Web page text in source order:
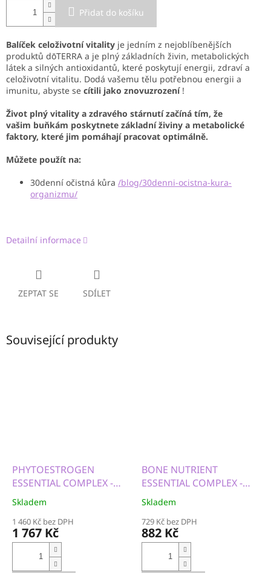
Přidat do košíku
Balíček celoživotní vitality je jedním z nejoblíbenějších
produktů dōTERRA a je plný základních živin, metabolických
látek a silných antioxidantů, které poskytují energii, zdraví a
celoživotní vitalitu. Dodá vašemu tělu potřebnou energii a
imunitu, abyste se cítili jako znovuzrození!
Život plný vitality a zdravého stárnutí začíná tím, že
vašim buňkám poskytnete základní živiny a metabolické
faktory, které jim pomáhají pracovat optimálně.
Můžete použít na:
30denní očistná kůra /blog/30denni-ocistna-kura-
organizmu/
Detailní informace
ZEPTAT SE SDÍLET
Související produkty
PHYTOESTROGEN
ESSENTIAL COMPLEX -
komplex fytoestogenů
pro 40+ - hormonální
rovnováha, zdraví kosti,
srdce a prsní tkáň
Skladem
1 460 Kč bez DPH
1 767 Kč
BONE NUTRIENT
ESSENTIAL COMPLEX -
esenciální komplex
kostní výživy - zdravé
kosti, hustota kostí
Skladem
729 Kč bez DPH
882 Kč